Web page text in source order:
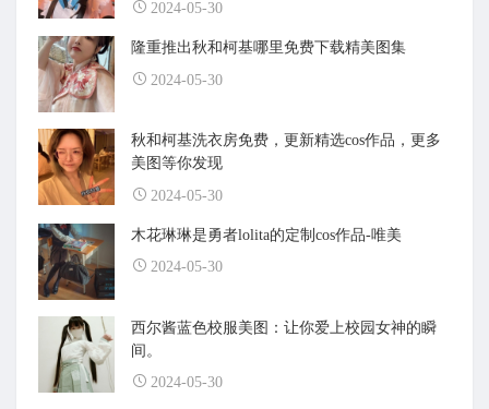
2024-05-30
隆重推出秋和柯基哪里免费下载精美图集
2024-05-30
秋和柯基洗衣房免费，更新精选cos作品，更多
美图等你发现
2024-05-30
木花琳琳是勇者lolita的定制cos作品-唯美
2024-05-30
西尔酱蓝色校服美图：让你爱上校园女神的瞬
间。
2024-05-30